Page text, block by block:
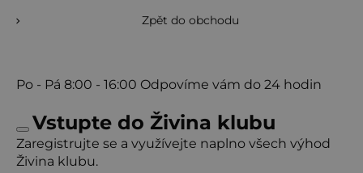
Zpět do obchodu
Po - Pá 8:00 - 16:00 Odpovíme vám do 24 hodin
Vstupte do Živina klubu
Zaregistrujte se a využívejte naplno všech výhod
Živina klubu.